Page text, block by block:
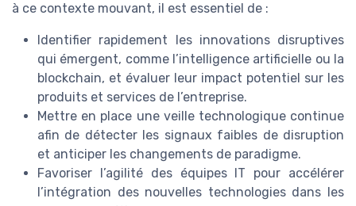
à ce contexte mouvant, il est essentiel de :
Identifier rapidement les innovations disruptives
qui émergent, comme l’intelligence artificielle ou la
blockchain, et évaluer leur impact potentiel sur les
produits et services de l’entreprise.
Mettre en place une veille technologique continue
afin de détecter les signaux faibles de disruption
et anticiper les changements de paradigme.
Favoriser l’agilité des équipes IT pour accélérer
l’intégration des nouvelles technologies dans les